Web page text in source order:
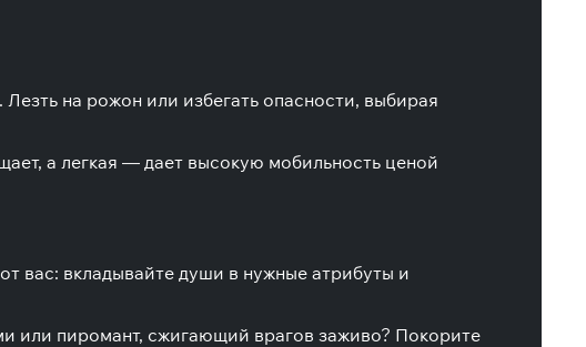
на рожон или избегать опасности, выбирая
а легкая — дает высокую мобильность ценой
вас: вкладывайте души в нужные атрибуты и
или пиромант, сжигающий врагов заживо? Покорите